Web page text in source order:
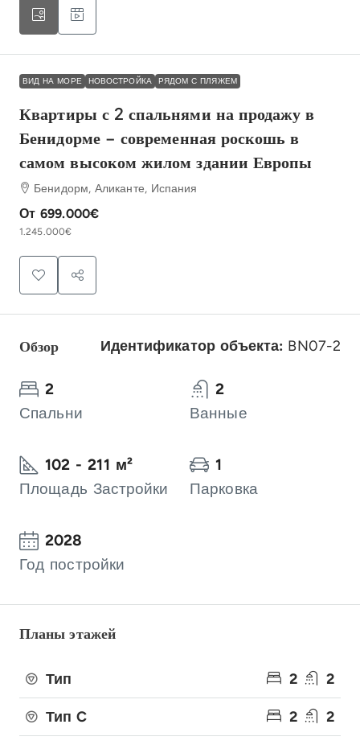
ВИД НА МОРЕ НОВОСТРОЙКА РЯДОМ С ПЛЯЖЕМ
Квартиры с 2 спальнями на продажу в
Бенидорме – современная роскошь в
самом высоком жилом здании Европы
Бенидорм, Аликанте, Испания
От699.000€
1.245.000€
Обзор Идентификатор объекта: BN07-2
2
Спальни
2
Ванные
102 - 211 м²
Площадь Застройки
1
Парковка
2028
Год постройки
Планы этажей
Тип 2 2
Тип C 2 2